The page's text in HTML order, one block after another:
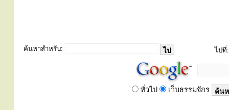
ค้นหาสำหรับ: ไปที่:
ทั่วไป เว็บธรรมจักร